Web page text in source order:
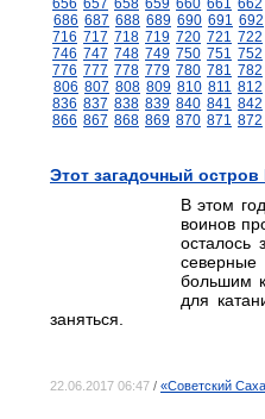
656 657 658 659 660 661 662
686 687 688 689 690 691 692
716 717 718 719 720 721 722
746 747 748 749 750 751 752
776 777 778 779 780 781 782
806 807 808 809 810 811 812
836 837 838 839 840 841 842
866 867 868 869 870 871 872
Этот загадочный
В этом
воинов
осталось
большим
для
заняться.
22.06.2017 06:47 / «Советский